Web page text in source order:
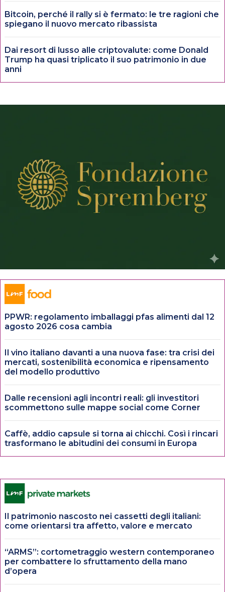
Bitcoin, perché il rally si è fermato: le tre ragioni che
spiegano il nuovo mercato ribassista
Dai resort di lusso alle criptovalute: come Donald
Trump ha quasi triplicato il suo patrimonio in due
anni
PPWR: regolamento imballaggi pfas alimenti dal 12
agosto 2026 cosa cambia
Il vino italiano davanti a una nuova fase: tra crisi dei
mercati, sostenibilità economica e ripensamento
del modello produttivo
Dalle recensioni agli incontri reali: gli investitori
scommettono sulle mappe social come Corner
Caffè, addio capsule si torna ai chicchi. Così i rincari
trasformano le abitudini dei consumi in Europa
Il patrimonio nascosto nei cassetti degli italiani:
come orientarsi tra affetto, valore e mercato
“ARMS”: cortometraggio western contemporaneo
per combattere lo sfruttamento della mano
d’opera